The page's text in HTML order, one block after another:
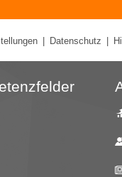
| Datenschutz |